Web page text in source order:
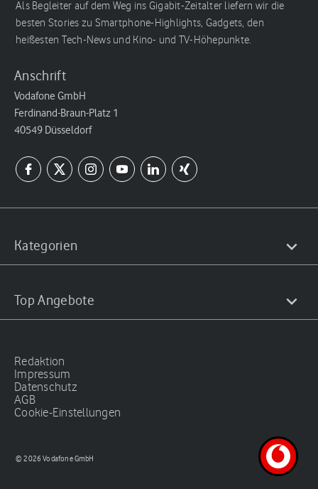
Als Begleiter auf dem Weg ins Gigabit-Zeitalter liefern wir die
besten Stories zu Smartphone-Highlights, Gadgets, den
heißesten Tech-News und Kino- und TV-Höhepunkte.
Anschrift
Vodafone GmbH
Ferdinand-Braun-Platz 1
40549 Düsseldorf
Kategorien
Top Angebote
Redaktion
Impressum
Datenschutz
AGB
Cookie-Einstellungen
© 2026 Vodafone GmbH